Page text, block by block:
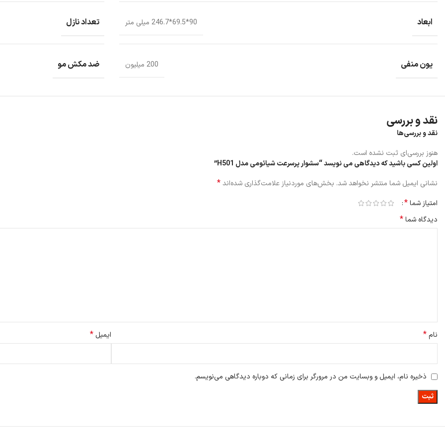
ابعاد 90*69.5*246.7 میلی متر تعداد نازل
یون منفی 200 میلیون ضد مکش مو
نقد و بررسی
نقد و بررسی‌ها
هنوز بررسی‌ای ثبت نشده است.
اولین کسی باشید که دیدگاهی می نویسد “سشوار پرسرعت شیائومی مدل H501”
نشانی ایمیل شما منتشر نخواهد شد. بخش‌های موردنیاز علامت‌گذاری شده‌اند*
امتیاز شما*
دیدگاه شما*
نام* ایمیل *
ذخیره نام، ایمیل و وبسایت من در مرورگر برای زمانی که دوباره دیدگاهی می‌نویسم.